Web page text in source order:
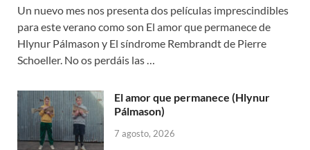
Un nuevo mes nos presenta dos películas imprescindibles
para este verano como son El amor que permanece de
Hlynur Pálmason y El síndrome Rembrandt de Pierre
Schoeller. No os perdáis las …
El amor que permanece (Hlynur
Pálmason)
7 agosto, 2026